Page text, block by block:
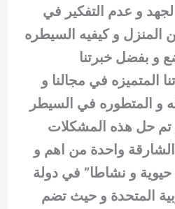
و عدم التفكير في
و كيفيه السيطره
و بفضل خبرتنا
المتميزه في مجالنا و
و المتطوره في السيطر
حل هذه المشكلات
الشارقة واحدة من اهم و
حيوية و نشاطا” في دولة
المتحدة و حيث تضم